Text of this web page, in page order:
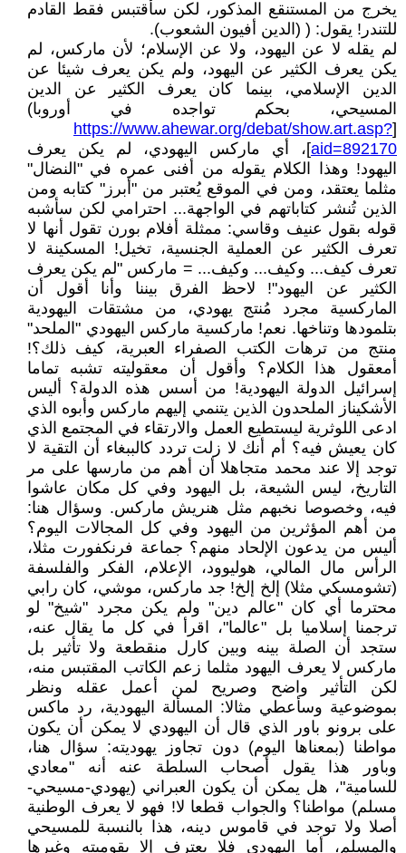
يخرج من المستنقع المذكور، لكن سأقتبس فقط القادم
للتندر! يقول: ( (الدين أفيون الشعوب).
لم يقله لا عن اليهود، ولا عن الإسلام؛ لأن ماركس، لم
يكن يعرف الكثير عن اليهود، ولم يكن يعرف شيئا عن
الدين الإسلامي، بينما كان يعرف الكثير عن الدين
المسيحي، بحكم تواجده في أوروبا)
[
https://www.ahewar.org/debat/show.art.asp?
aid=892170]، أي ماركس اليهودي، لم يكن يعرف
اليهود! وهذا الكلام يقوله من أفنى عمره في "النضال"
مثلما يعتقد، ومن في الموقع يُعتبر من "أبرز" كتابه ومن
الذين تُنشر كتاباتهم في الواجهة... احترامي لكن سأشبه
قوله بقول عنيف وقاسي: ممثلة أفلام بورن تقول أنها لا
تعرف الكثير عن العملية الجنسية، تخيل! المسكينة لا
تعرف كيف... وكيف... وكيف... = ماركس "لم يكن يعرف
الكثير عن اليهود"! لاحظ الفرق بيننا وأنا أقول أن
الماركسية مجرد مُنتج يهودي، من مشتقات اليهودية
بتلمودها وتناخها. نعم! ماركسية ماركس اليهودي "الملحد"
منتج من ترهات الكتب الصفراء العبرية، كيف ذلك؟!
أمعقول هذا الكلام؟ وأقول أن معقوليته تشبه تماما
إسرائيل الدولة اليهودية! من أسس هذه الدولة؟ أليس
الأشكيناز الملحدون الذين يتنمي إليهم ماركس وأبوه الذي
ادعى اللوثرية ليستطيع العمل والارتقاء في المجتمع الذي
كان يعيش فيه؟ أم أنك لا زلت تردد كالببغاء أن التقية لا
توجد إلا عند محمد متجاهلا أن أهم من مارسها على مر
التاريخ، ليس الشيعة، بل اليهود وفي كل مكان عاشوا
فيه، وخصوصا نخبهم مثل هنريش ماركس. وسؤال هنا:
من أهم المؤثرين من اليهود وفي كل المجالات اليوم؟
أليس من يدعون الإلحاد منهم؟ جماعة فرنكفورت مثلا،
الرأس مال المالي، هوليوود، الإعلام، الفكر والفلسفة
(تشومسكي مثلا) إلخ إلخ! جد ماركس، موشي، كان رابي
محترما أي كان "عالم دين" ولم يكن مجرد "شيخ" لو
ترجمنا إسلاميا بل "عالما"، اقرأ في كل ما يقال عنه،
ستجد أن الصلة بينه وبين كارل منقطعة ولا تأثير بل
ماركس لا يعرف اليهود مثلما زعم الكاتب المقتبس منه،
لكن التأثير واضح وصريح لمن أعمل عقله ونظر
بموضوعية وسأعطي مثالا: المسألة اليهودية، رد ماكس
على برونو باور الذي قال أن اليهودي لا يمكن أن يكون
مواطنا (بمعناها اليوم) دون تجاوز يهوديته: سؤال هنا،
وباور هذا يقول أصحاب السلطة عنه أنه "معادي
للسامية"، هل يمكن أن يكون العبراني (يهودي-مسيحي-
مسلم) مواطنا؟ والجواب قطعا لا! فهو لا يعرف الوطنية
أصلا ولا توجد في قاموس دينه، هذا بالنسبة للمسيحي
والمسلم، أما اليهودي فلا يعترف إلا بقوميته وغيرها